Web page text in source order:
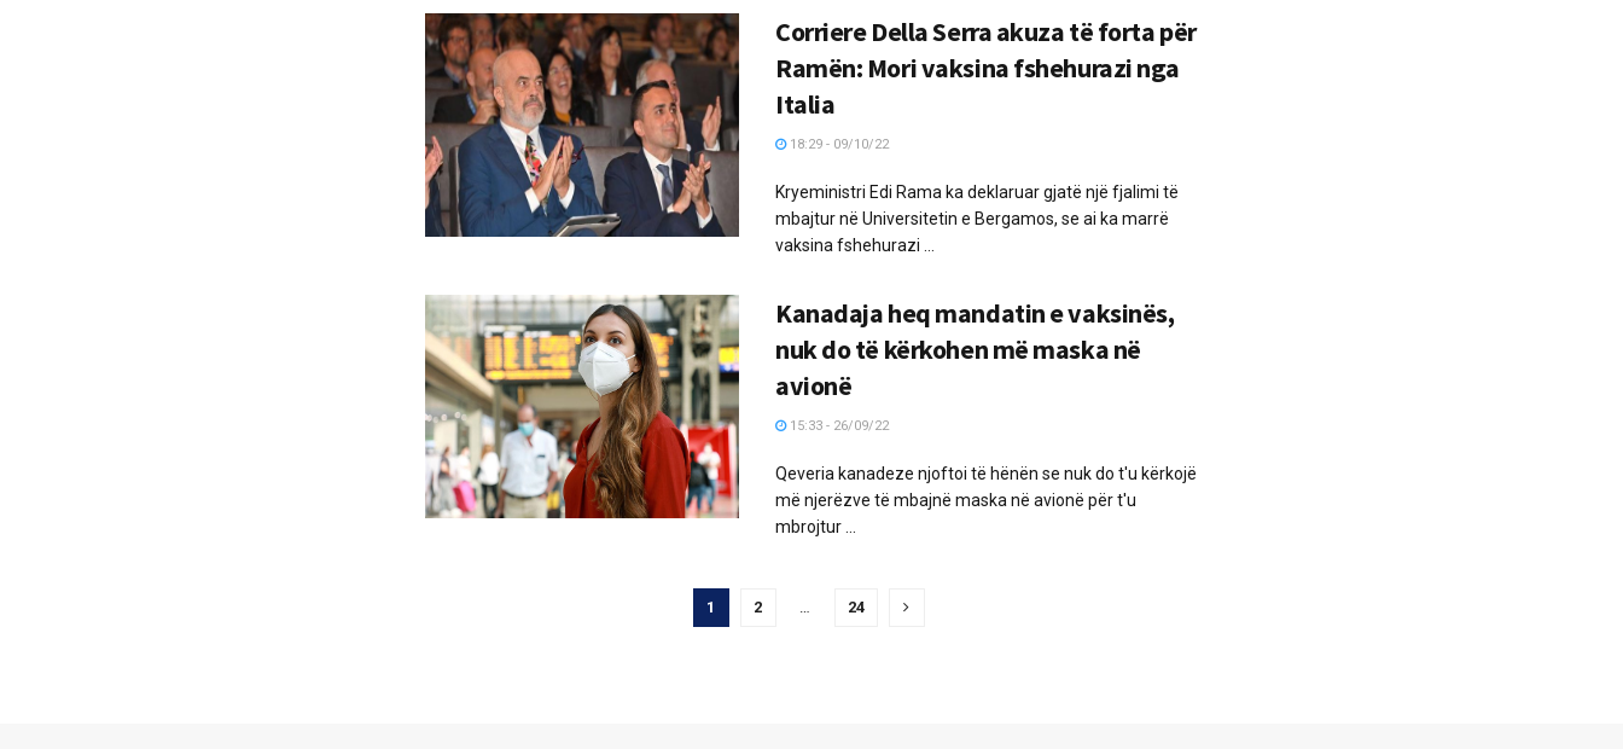
Corriere Della Serra akuza të forta për
Ramën: Mori vaksina fshehurazi nga
Italia
18:29 - 09/10/22
Kryeministri Edi Rama ka deklaruar gjatë një fjalimi të
mbajtur në Universitetin e Bergamos, se ai ka marrë
vaksina fshehurazi ...
Kanadaja heq mandatin e vaksinës,
nuk do të kërkohen më maska ​​​​në
avionë
15:33 - 26/09/22
Qeveria kanadeze njoftoi të hënën se nuk do t'u kërkojë
më njerëzve të mbajnë maska ​​në avionë për t'u
mbrojtur ...
1 2 24